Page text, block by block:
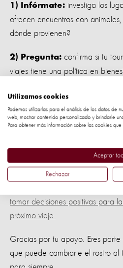
1) Infórmate: investiga los
ofrecen encuentros con
dónde provienen?
2) Pregunta: confirma si tu
viajes tiene una política en
amigos y familiares acerca de
3) Piensa antes de
que puede parecer un suvenir de
demanda del comercio ilegal de
Haz clic aquí y descarga tu guía
tomar decisiones positivas para
próximo viaje.
Gracias por tu apoyo. Eres parte
que puede cambiarle el rostro al
Utilizamos cookies
Podemos utilizarlas para el análisis de los datos de
web, mostrar contenido personalizado y brindarle
Para obtener más información sobre las cookies que
Aceptar
Rechazar